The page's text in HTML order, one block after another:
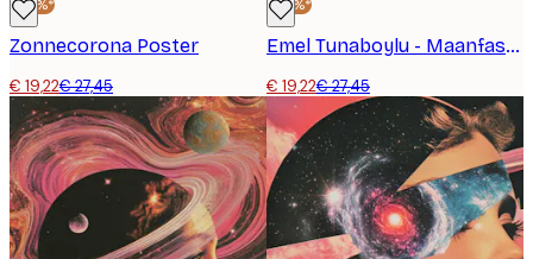
-30%*
Zonnecorona Poster
€ 19,22€ 27,45
-30%*
Emel Tunaboylu - Maanfasendans Poster
€ 19,22€ 27,45